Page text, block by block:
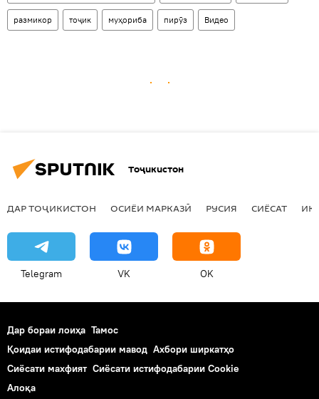
размикор тоҷик муҳориба пирӯз Видео
Тоҷикистон
ДАР ТОҶИКИСТОН ОСИЁИ МАРКАЗӢ РУСИЯ СИЁСАТ
Telegram VK OK
Дар бораи лоиҳа Тамос
Қоидаи истифодабарии мавод Ахбори ширкатҳо
Сиёсати махфият Сиёсати истифодабарии Cookie
Алоқа